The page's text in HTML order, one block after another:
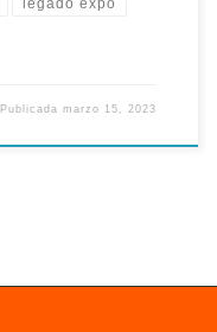
legado expo
Publicadamarzo 15, 2023